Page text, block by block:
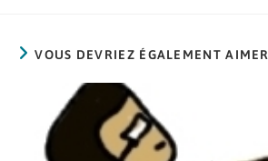
VOUS DEVRIEZ ÉGALEMENT AIMER